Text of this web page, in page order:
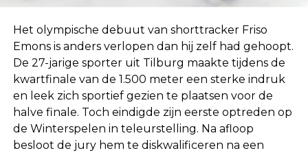
Het olympische debuut van shorttracker Friso
Emons is anders verlopen dan hij zelf had gehoopt.
De 27-jarige sporter uit Tilburg maakte tijdens de
kwartfinale van de 1.500 meter een sterke indruk
en leek zich sportief gezien te plaatsen voor de
halve finale. Toch eindigde zijn eerste optreden op
de Winterspelen in teleurstelling. Na afloop
besloot de jury hem te diskwalificeren na een